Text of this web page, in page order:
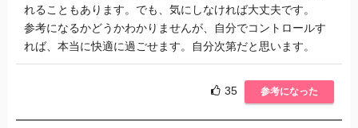
れることもあります。でも、気にしなければ大丈夫です。
参考になるかどうかわかりませんが、自分でコントロールす
れば、本当に快適に過ごせます。自分次第だと思います。
35 参考になった